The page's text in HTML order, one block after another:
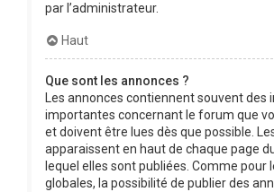
par l’administrateur.
Haut
Que sont les annonces ?
Les annonces contiennent souvent
importantes concernant le forum que
et doivent être lues dès que possible.
apparaissent en haut de chaque page
lequel elles sont publiées. Comme pour
globales, la possibilité de publier des